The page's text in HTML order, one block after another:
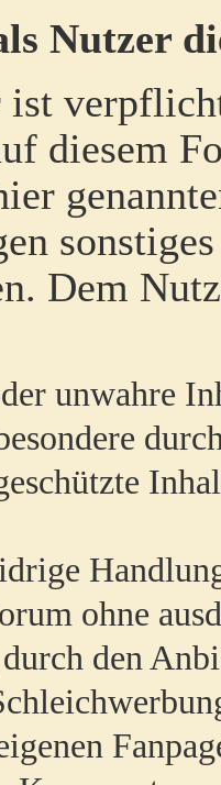
Nutzer
diesem
Dem
unwahre
ohne
den